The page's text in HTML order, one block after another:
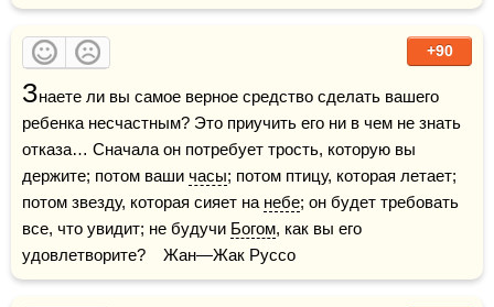
+90
Знаете ли вы самое верное средство сделать вашего
ребенка несчастным? Это приучить его ни в чем не знать
отказа… Сначала он потребует трость, которую вы
держите; потом ваши часы; потом птицу, которая летает;
потом звезду, которая сияет на небе; он будет требовать
все, что увидит; не будучи Богом, как вы его
удовлетворите?    Жан—Жак Руссо